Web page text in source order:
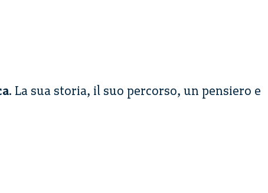
. La sua storia, il suo percorso, un pensiero e